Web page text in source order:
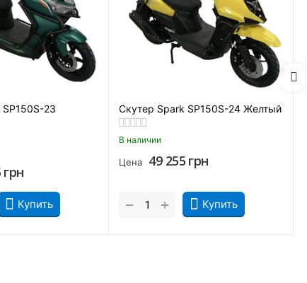
23
грн
Купить
Скутер Spark SP150S-24 Желтый
В наличии
Цена 49 255 грн
Купить
+
−